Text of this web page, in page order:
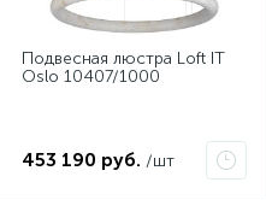
Подвесная люстра Loft IT
Oslo 10407/1000
453 190 руб. /шт